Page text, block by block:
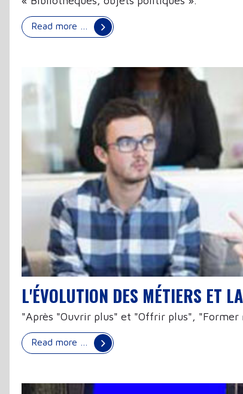
Read more …
L'ÉVOLUTION DES MÉTIERS ET
"Après "Ouvrir plus" et "Offrir plus",
Read more …